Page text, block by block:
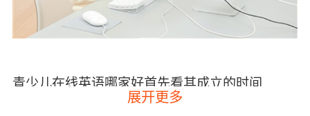
青少儿在线英语哪家好首先看其成立的时间
因为有些培训机构是非常有先见之明的，他们早
展开更多